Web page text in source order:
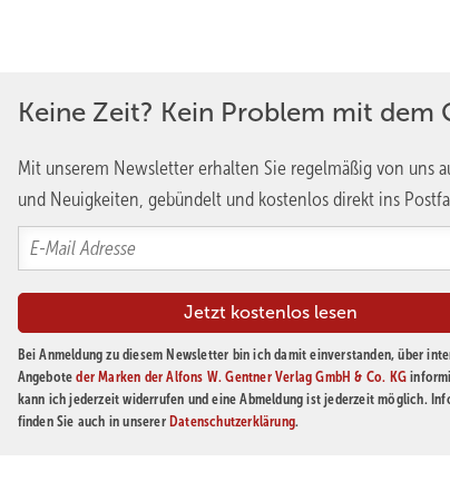
Keine Zeit? Kein Problem mit dem
Mit unserem Newsletter erhalten Sie regelmäßig von uns
und Neuigkeiten, gebündelt und kostenlos direkt ins
Bei Anmeldung zu diesem Newsletter bin ich damit einverstanden, über
Angeboteder Marken der Alfons W. Gentner Verlag GmbH & Co. KG
kann ich jederzeit widerrufen und eine Abmeldung ist jederzeit möglich.
finden Sie auch in unserer Datenschutzerklärung.